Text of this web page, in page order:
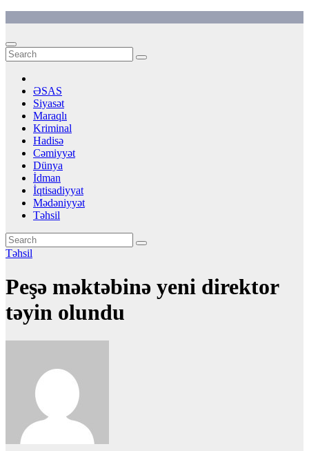
content
ƏSAS
Siyasət
Maraqlı
Kriminal
Hadisə
Cəmiyyət
Dünya
İdman
İqtisadiyyat
Mədəniyyət
Təhsil
Təhsil
Peşə məktəbinə yeni direktor
təyin olundu